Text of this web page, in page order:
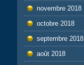
novembre 2018
octobre 2018
septembre 2018
août 2018